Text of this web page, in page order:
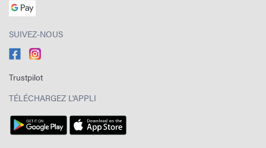
SUIVEZ-NOUS
Trustpilot
TÉLÉCHARGEZ L'APPLI